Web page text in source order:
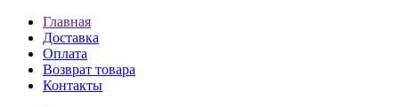
Главная
Доставка
Оплата
Возврат товара
Контакты